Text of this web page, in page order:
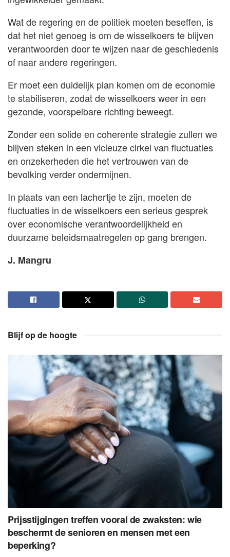
Wat de regering en de politiek moeten beseffen, is
dat het niet genoeg is om de wisselkoers te blijven
verantwoorden door te wijzen naar de geschiedenis
of naar andere regeringen.
Er moet een duidelijk plan komen om de economie
te stabiliseren, zodat de wisselkoers weer in een
gezonde, voorspelbare richting beweegt.
Zonder een solide en coherente strategie zullen we
blijven steken in een vicieuze cirkel van fluctuaties
en onzekerheden die het vertrouwen van de
bevolking verder ondermijnen.
In plaats van een lachertje te zijn, moeten de
fluctuaties in de wisselkoers een serieus gesprek
over economische verantwoordelijkheid en
duurzame beleidsmaatregelen op gang brengen.
J. Mangru
Blijf op de hoogte
Prijsstijgingen treffen vooral de zwaksten: wie
beschermt de senioren en mensen met een
beperking?